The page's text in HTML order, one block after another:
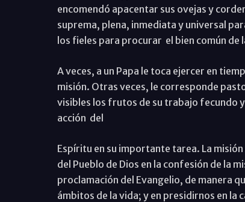
encomendó apacentar sus ovejas y
suprema, plena, inmediata y universal
los fieles para procurar el bien común de
A veces, a un Papa le toca ejercer en
misión. Otras veces, le corresponde
visibles los frutos de su trabajo fecundo
acción del
Espíritu en su importante tarea. La
del Pueblo de Dios en la confesión de la
proclamación del Evangelio, de manera
ámbitos de la vida; y en presidirnos en la